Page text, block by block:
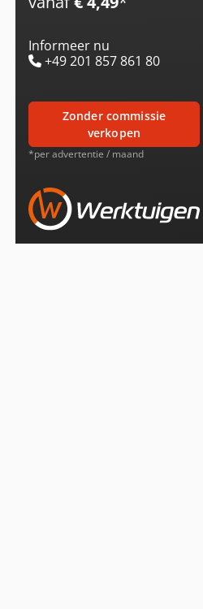
Informeer nu
+49 201 857 861 80
zonder commissie
verkopen
*per advertentie / maand